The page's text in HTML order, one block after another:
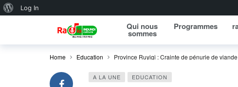
About WordPress
Log In
Qui nous
sommes
Programmes
Home Education Province Ruyigi : Crainte de pénurie de
A LA UNE EDUCATION